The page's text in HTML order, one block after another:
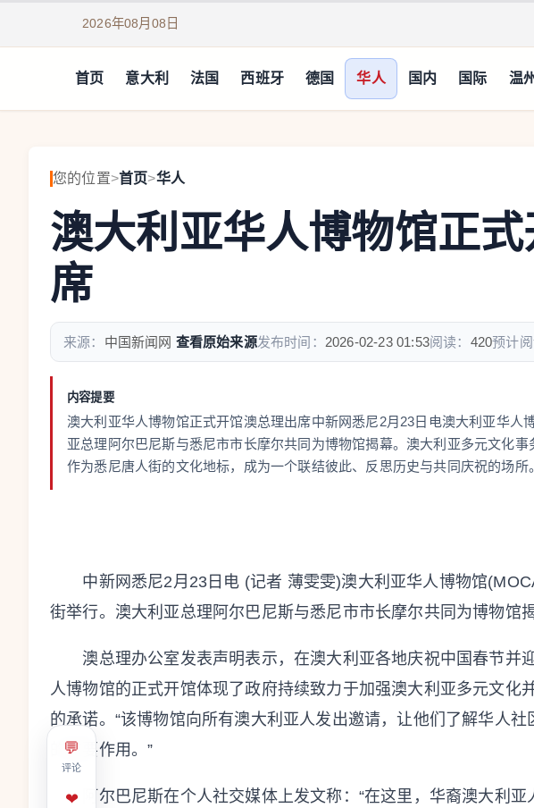
2026年08月08日
首页 意大利 法国 西班牙 德国 华人 国内 国际 温
您的位置>首页>华人
澳大利亚华人博物馆正
席
来源： 中国新闻网 查看原始来源发布时间： 2026-02-23 01:53阅读： 420预计
内容提要
澳大利亚华人博物馆正式开馆澳总理出席中新网悉尼2月23日电澳大利亚华人
亚总理阿尔巴尼斯与悉尼市市长摩尔共同为博物馆揭幕。澳大利亚多元文化
作为悉尼唐人街的文化地标，成为一个联结彼此、反思历史与共同庆祝的场所。
💬
评论
❤
中新网悉尼2月23日电 (记者 薄雯雯)澳大利亚华人博物馆
街举行。澳大利亚总理阿尔巴尼斯与悉尼市市长摩尔共同为博物馆揭
澳总理办公室发表声明表示，在澳大利亚各地庆祝中国春节并
人博物馆的正式开馆体现了政府持续致力于加强澳大利亚多元文化
的承诺。“该博物馆向所有澳大利亚人发出邀请，让他们了解华人
的重要作用。”
阿尔巴尼斯在个人社交媒体上发文称：“在这里，华裔澳大利亚